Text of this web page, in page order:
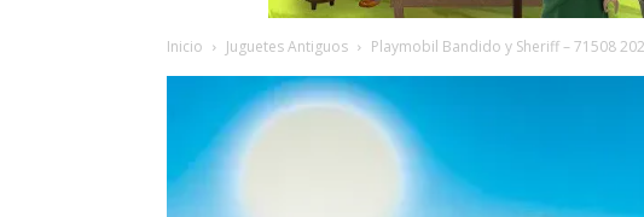
Inicio Juguetes Antiguos Playmobil Bandido y Sheriff – 71508